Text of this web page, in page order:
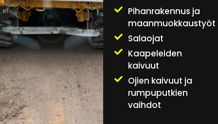
Pihanrakennus ja
maanmuokkaustyöt
Salaojat
Kaapeleiden
kaivuut
Ojien kaivuut ja
rumpuputkien
vaihdot